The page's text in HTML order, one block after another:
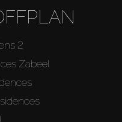
2
Zabeel